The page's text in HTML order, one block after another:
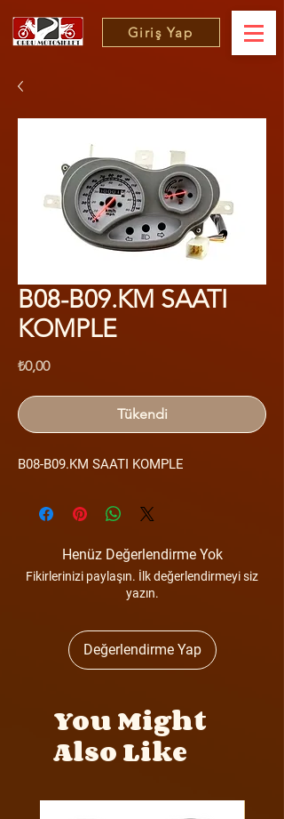
Giriş Yap
B08-B09.KM SAATI
KOMPLE
₺0,00Fiyat
Tükendi
B08-B09.KM SAATI KOMPLE
Henüz Değerlendirme Yok
Fikirlerinizi paylaşın. İlk değerlendirmeyi siz
yazın.
Değerlendirme Yap
You Might
Also Like